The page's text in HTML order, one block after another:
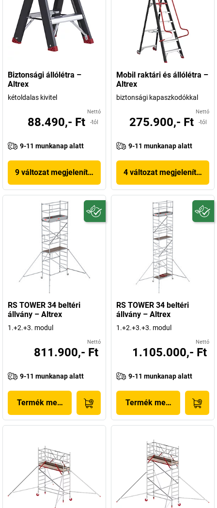
Biztonsági állólétra –
Altrex
kétoldalas kivitel
Nettó
88.490,- Ft -tól
9-11 munkanap alatt
9 változat megjelenítése
Mobil raktári és állólétra –
Altrex
biztonsági kapaszkodókkal
Nettó
275.900,- Ft -tól
9-11 munkanap alatt
4 változat megjelenítése
RS TOWER 34 beltéri
állvány – Altrex
1.+2.+3. modul
Nettó
811.900,- Ft
9-11 munkanap alatt
Termék megjelenítése
RS TOWER 34 beltéri
állvány – Altrex
1.+2.+3.+3. modul
Nettó
1.105.000,- Ft
9-11 munkanap alatt
Termék megjelenítése